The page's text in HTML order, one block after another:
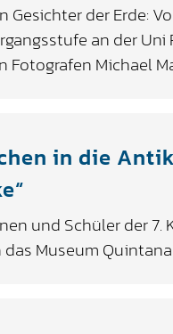
Gesichter der Erde:
an der Uni
Fotografen Michael
in die
und Schüler der 7.
Museum